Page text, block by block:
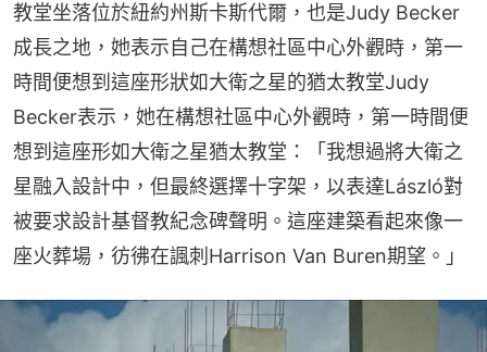
教堂坐落位於紐約州斯卡斯代爾，也是Judy Becker
成長之地，她表示自己在構想社區中心外觀時，第一
時間便想到這座形狀如大衛之星的猶太教堂Judy
Becker表示，她在構想社區中心外觀時，第一時間便
想到這座形如大衛之星猶太教堂：「我想過將大衛之
星融入設計中，但最終選擇十字架，以表達László對
被要求設計基督教紀念碑聲明。這座建築看起來像一
座火葬場，彷彿在諷刺Harrison Van Buren期望。」